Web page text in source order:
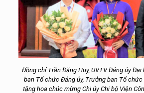
Đồng chí Trần Đăng Huy, UVTV Đảng ủy Đại
ban Tổ chức Đảng ủy, Trưởng ban Tổ
tặng hoa chúc mừng Chi ủy Chi bộ Viện